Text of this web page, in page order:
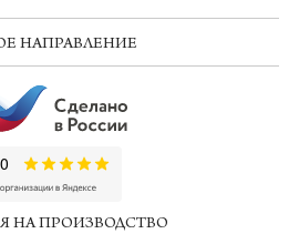
НАПРАВЛЕНИЕ
НА ПРОИЗВОДСТВО